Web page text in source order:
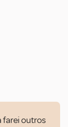
farei outros